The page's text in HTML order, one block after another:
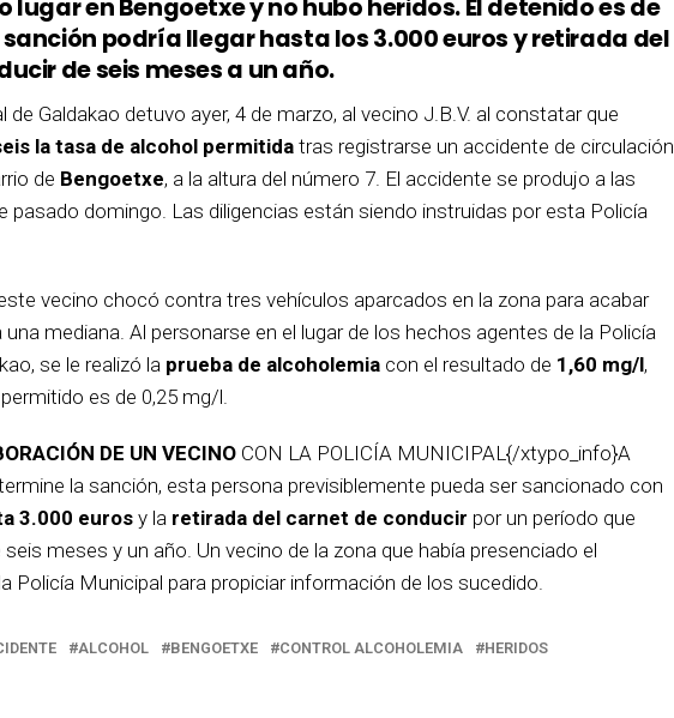
en Bengoetxe y no hubo heridos. El detenido es de
podría llegar hasta los 3.000 euros y retirada del
de seis meses a un año.
de Galdakao detuvo ayer, 4 de marzo, al vecino J.B.V. al constatar que
la tasa de alcohol permitida tras registrarse un accidente de circulación
de Bengoetxe, a la altura del número 7. El accidente se produjo a las
pasado domingo. Las diligencias están siendo instruidas por esta Policía
vecino chocó contra tres vehículos aparcados en la zona para acabar
mediana. Al personarse en el lugar de los hechos agentes de la Policía
se le realizó la prueba de alcoholemia con el resultado de 1,60 mg/l,
es de 0,25 mg/l.
DE UN VECINO CON LA POLICÍA MUNICIPAL{/xtypo_info}A
la sanción, esta persona previsiblemente pueda ser sancionado con
3.000 euros y la retirada del carnet de conducir por un período que
meses y un año. Un vecino de la zona que había presenciado el
Policía Municipal para propiciar información de los sucedido.
ALCOHOL BENGOETXE CONTROL ALCOHOLEMIA HERIDOS